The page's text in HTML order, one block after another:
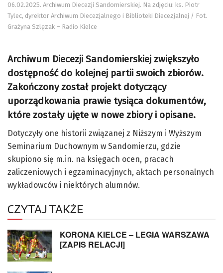
06.02.2025. Archiwum Diecezji Sandomierskiej. Na zdjęciu: ks. Piotr
Tylec, dyrektor Archiwum Diecezjalnego i Biblioteki Diecezjalnej / Fot.
Grażyna Szlęzak – Radio Kielce
Archiwum Diecezji Sandomierskiej zwiększyło
dostępność do kolejnej partii swoich zbiorów.
Zakończony został projekt dotyczący
uporządkowania prawie tysiąca dokumentów,
które zostały ujęte w nowe zbiory i opisane.
Dotyczyły one historii związanej z Niższym i Wyższym
Seminarium Duchownym w Sandomierzu, gdzie
skupiono się m.in. na księgach ocen, pracach
zaliczeniowych i egzaminacyjnych, aktach personalnych
wykładowców i niektórych alumnów.
CZYTAJ TAKŻE
KORONA KIELCE – LEGIA WARSZAWA
[ZAPIS RELACJI]